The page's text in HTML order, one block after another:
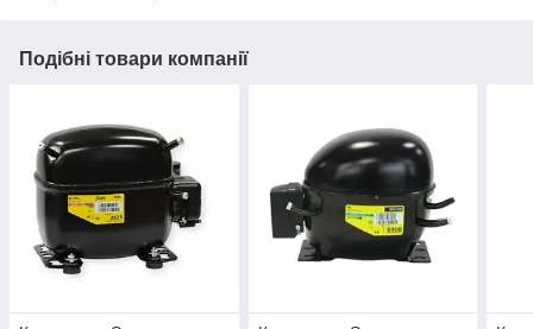
Подібні товари компанії